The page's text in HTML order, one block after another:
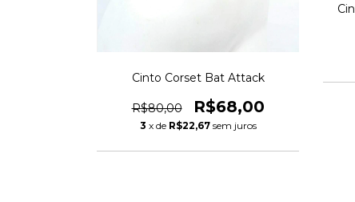
Cinto Corset Bat Attack
R$80,00 R$68,00
3 x de R$22,67 sem juros